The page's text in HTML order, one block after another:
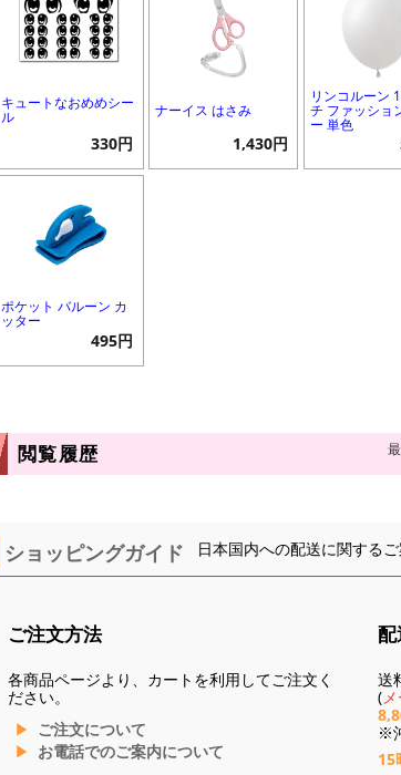
キュートなおめめシー
ル
330円
ナーイス はさみ
1,430円
リンコルーン
チ ファッショ
ー 単色
ポケット バルーン カ
ッター
495円
閲覧履歴
ショッピングガイド 日本国内への配送に関する
ご注文方法
各商品ページより、カートを利用してご注文く
ださい。
ご注文について
お電話でのご案内について
送
(
※
15